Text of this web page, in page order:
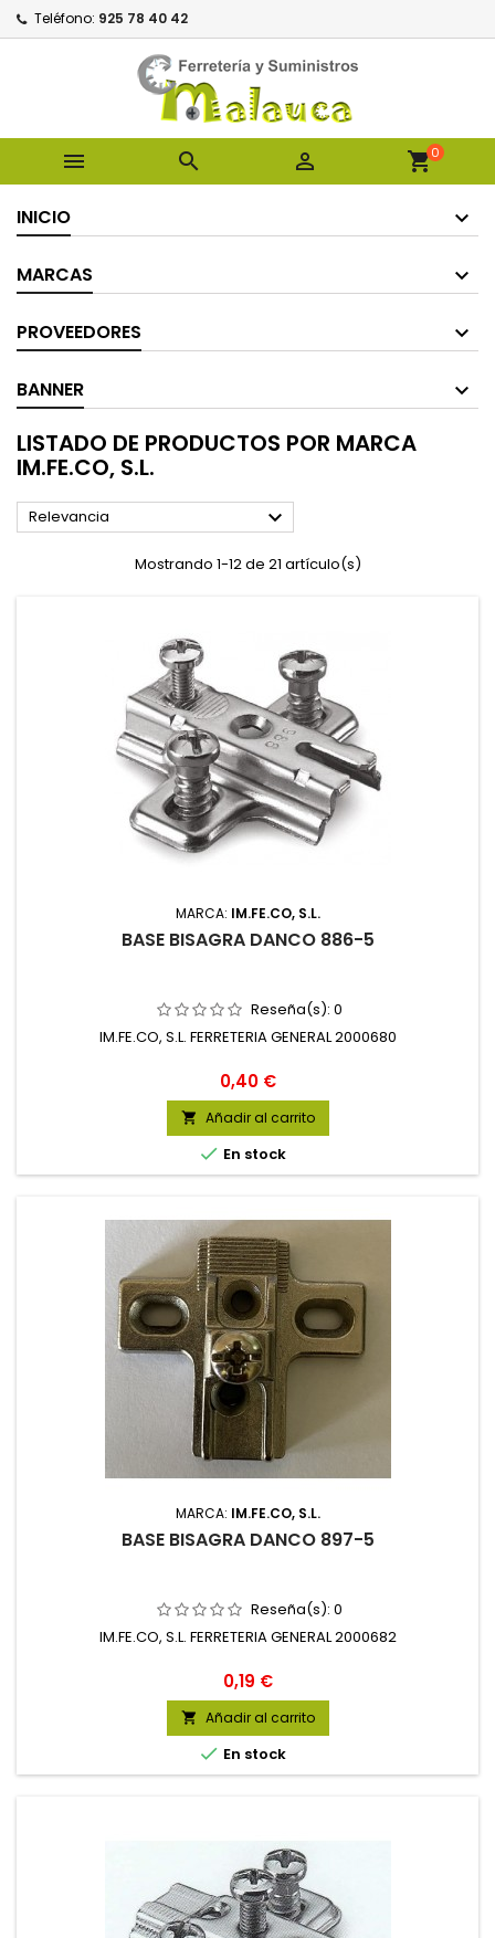
Teléfono: 925 78 40 42
   shopping_cart0
INICIO
MARCAS
PROVEEDORES
BANNER
LISTADO DE PRODUCTOS POR MARCA
IM.FE.CO, S.L.
Relevancia 
Mostrando 1-12 de 21 artículo(s)
MARCA: IM.FE.CO, S.L.
BASE BISAGRA DANCO 886-5
Reseña(s): 0
IM.FE.CO, S.L. FERRETERIA GENERAL 2000680
Precio
0,40 €
 Añadir al carrito
 En stock
MARCA: IM.FE.CO, S.L.
BASE BISAGRA DANCO 897-5
Reseña(s): 0
IM.FE.CO, S.L. FERRETERIA GENERAL 2000682
Precio
0,19 €
 Añadir al carrito
 En stock